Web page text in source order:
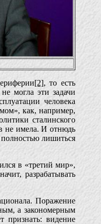
[2], то есть
могла эти задачи
человека
как, например,
сталинского
не имела. И отнюдь
лишиться
в «третий мир»,
разрабатывать
Поражение
а закономерным
признать: видение